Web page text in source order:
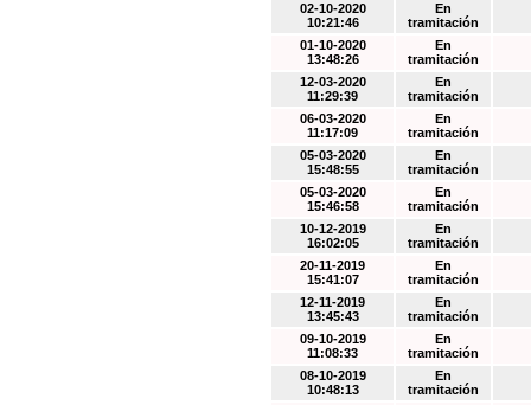
02-10-2020
10:21:46
En
tramitación
01-10-2020
13:48:26
En
tramitación
12-03-2020
11:29:39
En
tramitación
06-03-2020
11:17:09
En
tramitación
05-03-2020
15:48:55
En
tramitación
05-03-2020
15:46:58
En
tramitación
10-12-2019
16:02:05
En
tramitación
20-11-2019
15:41:07
En
tramitación
12-11-2019
13:45:43
En
tramitación
09-10-2019
11:08:33
En
tramitación
08-10-2019
10:48:13
En
tramitación